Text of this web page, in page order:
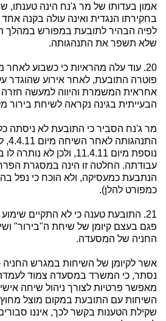
אמון בעדותו של מר ג'נח הינה טענתו,
בחקירתו הנגדית ואינה עולה בקנה
לפיה הבהיר לתובעת במפורש במהלך
שלא תשפר את התנהגותה.
פוטרה התובעת, לאחר אירוע שהוגדר
אחראית המשמרת והיווה למעשה
הבעייתית בגינה נקראה לשיחת בירור
מר ג'נח הסביר כי התובעת לא ניסתה
נוספת מיום 11.4.11, ולכן
עבודתה. החלטה זו הינה במסגרת
הנתבעת כמעסיקה, ולא הוכח כי נפל
כמפורט להלן).
21. התובעת טענה כי לא התקיים שימוע
פגם בעצם קיומן של שיחת ה"בירור"
החניה של המסעדה.
אשר לקיומן של השיחות במגרש החניה
נסתר, כי המשרד במסעדה צמוד
מאפשר פרטיות לצורך ניהול שיחה
השיחות עם התובעת במקום מוצל
שקילת הטענות בקשר לכך, איננו